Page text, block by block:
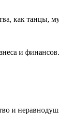
как танцы,
и финансов.
и